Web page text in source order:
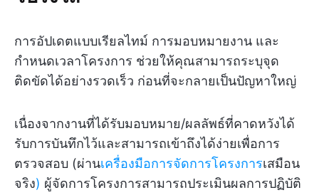
การอัปเดตแบบเรียลไทม์ การมอบหมายงาน และ
กำหนดเวลาโครงการ ช่วยให้คุณสามารถระบุจุด
ติดขัดได้อย่างรวดเร็ว ก่อนที่จะกลายเป็นปัญหาใหญ่
เนื่องจากงานที่ได้รับมอบหมาย/ผลลัพธ์ที่คาดหวังได้
รับการบันทึกไว้และสามารถเข้าถึงได้ง่ายเพื่อการ
ตรวจสอบ (ผ่านเครื่องมือการจัดการโครงการเสมือน
จริง) ผู้จัดการโครงการสามารถประเมินผลการปฏิบัติ